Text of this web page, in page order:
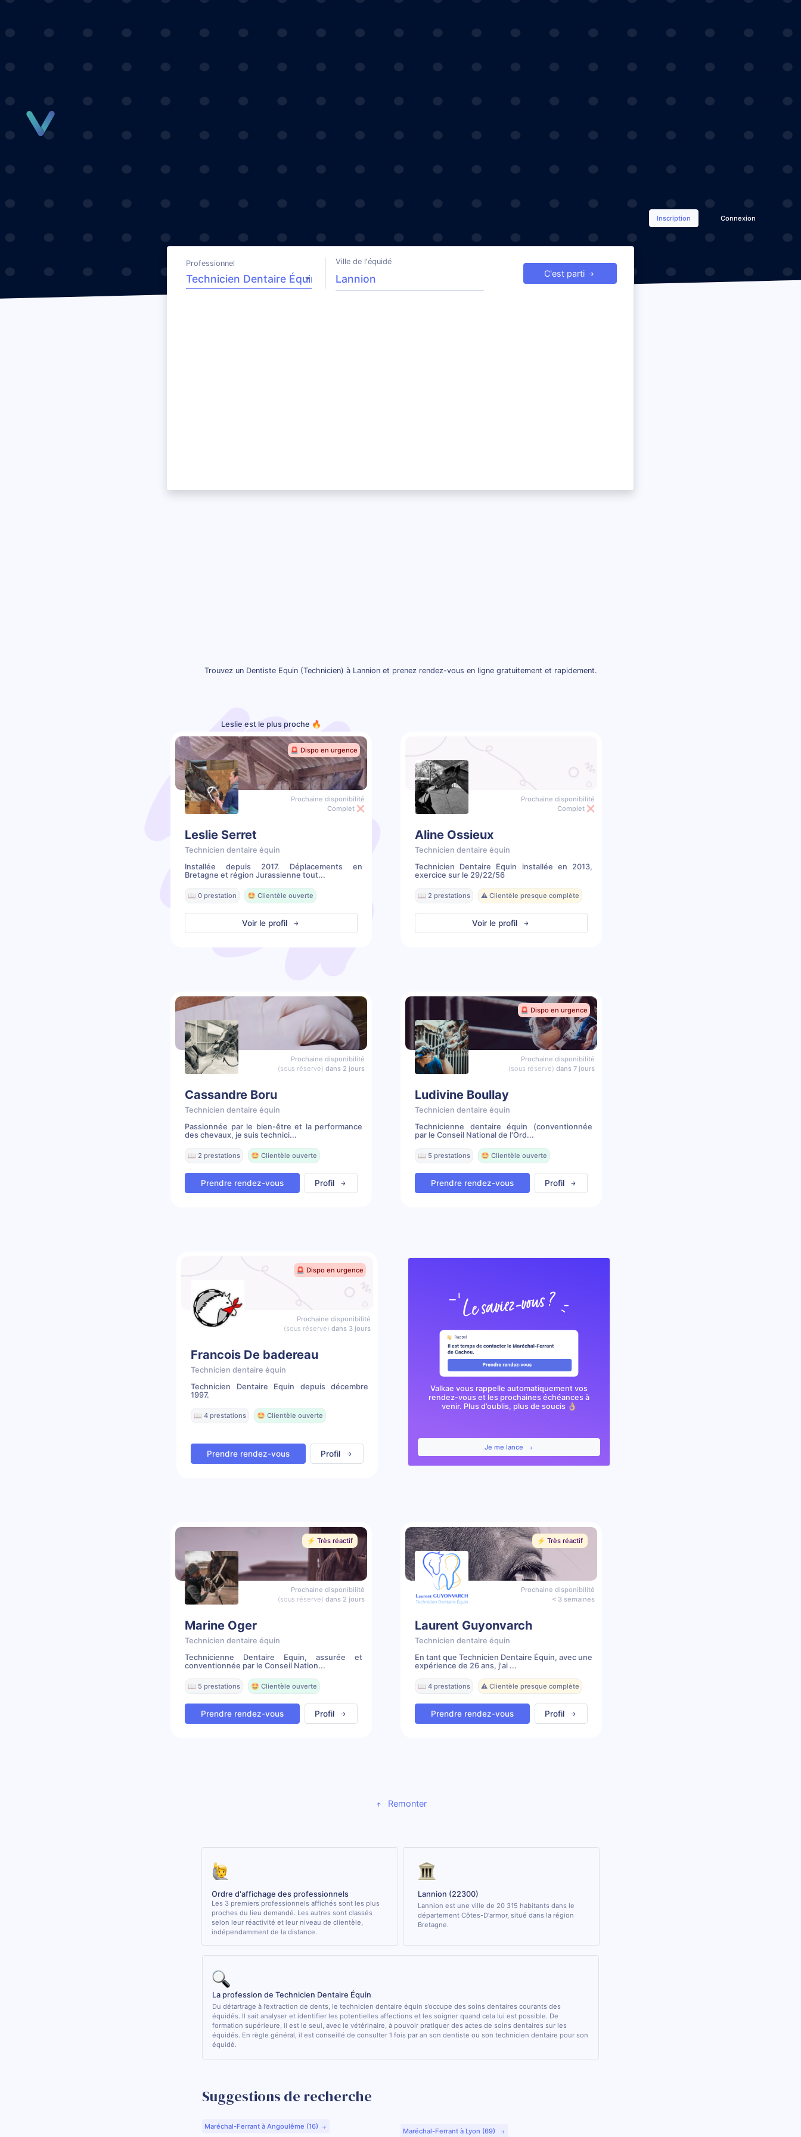
Inscription Connexion
Professionnel Ville de l'équidé
C'est parti
Trouvez un Dentiste Equin (Technicien) à Lannion et prenez rendez-vous en ligne gratuitement et rapidement.
Leslie est le plus proche 🔥
🚨 Dispo en urgence
Prochaine disponibilité
Complet ❌
Leslie Serret
Technicien dentaire équin
Installée depuis 2017. Déplacements en
Bretagne et région Jurassienne tout...
📖 0 prestation 🤩 Clientèle ouverte
Voir le profil
Prochaine disponibilité
Complet ❌
Aline Ossieux
Technicien dentaire équin
Technicien Dentaire Équin installée en 2013,
exercice sur le 29/22/56
📖 2 prestations ⚠️ Clientèle presque complète
Voir le profil
Prochaine disponibilité
(sous réserve) dans 2 jours
Cassandre Boru
Technicien dentaire équin
Passionnée par le bien-être et la performance
des chevaux, je suis technici...
📖 2 prestations 🤩 Clientèle ouverte
Prendre rendez-vous Profil
🚨 Dispo en urgence
Prochaine disponibilité
(sous réserve) dans 7 jours
Ludivine Boullay
Technicien dentaire équin
Technicienne dentaire équin (conventionnée
par le Conseil National de l'Ord...
📖 5 prestations 🤩 Clientèle ouverte
Prendre rendez-vous Profil
🚨 Dispo en urgence
Prochaine disponibilité
(sous réserve) dans 3 jours
Francois De badereau
Technicien dentaire équin
Technicien Dentaire Équin depuis décembre
1997.
📖 4 prestations 🤩 Clientèle ouverte
Prendre rendez-vous Profil
Valkae vous rappelle automatiquement vos
rendez-vous et les prochaines échéances à
venir. Plus d’oublis, plus de soucis 👌🏼
Je me lance
⚡️ Très réactif
Prochaine disponibilité
(sous réserve) dans 2 jours
Marine Oger
Technicien dentaire équin
Technicienne Dentaire Equin, assurée et
conventionnée par le Conseil Nation...
📖 5 prestations 🤩 Clientèle ouverte
Prendre rendez-vous Profil
⚡️ Très réactif
Prochaine disponibilité
< 3 semaines
Laurent Guyonvarch
Technicien dentaire équin
En tant que Technicien Dentaire Équin, avec une
expérience de 26 ans, j'ai ...
📖 4 prestations ⚠️ Clientèle presque complète
Prendre rendez-vous Profil
Remonter
Ordre d'affichage des professionnels
Les 3 premiers professionnels affichés sont les plus
proches du lieu demandé. Les autres sont classés
selon leur réactivité et leur niveau de clientèle,
indépendamment de la distance.
Lannion (22300)
Lannion est une ville de 20 315 habitants dans le
département Côtes-D'armor, situé dans la région
Bretagne.
La profession de Technicien Dentaire Équin
Du détartrage à l’extraction de dents, le technicien dentaire équin s’occupe des soins dentaires courants des
équidés. Il sait analyser et identifier les potentielles affections et les soigner quand cela lui est possible. De
formation supérieure, il est le seul, avec le vétérinaire, à pouvoir pratiquer des actes de soins dentaires sur les
équidés. En règle général, il est conseillé de consulter 1 fois par an son dentiste ou son technicien dentaire pour son
équidé.
Suggestions de recherche
Maréchal-Ferrant à Angoulême (16)
Maréchal-Ferrant à Lyon (69)